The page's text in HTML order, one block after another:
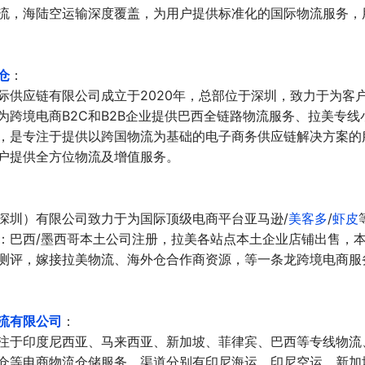
，海陆空运输深度覆盖，为用户提供标准化的国际物流服务
：
供应链有限公司成立于2020年，总部位于深圳，致力于为客
跨境电商B2C和B2B企业提供巴西全链路物流服务、拉美专
是专注于提供以跨国物流为基础的电子商务供应链解决方案
提供全方位物流及增值服务。
圳）有限公司致力于为国际顶级电商平台亚马逊/美客多/虾皮
巴西/墨西哥本土公司注册，拉美各站点本土企业店铺出售，
评，嫁接拉美物流、海外仓合作商资源，等一条龙跨境电商
有限公司 ：
于印度尼西亚、马来西亚、新加坡、菲律宾、巴西等专线物